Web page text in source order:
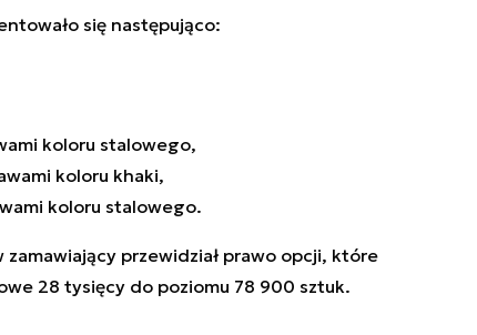
się następująco:
koloru stalowego,
koloru khaki,
koloru stalowego.
przewidział prawo opcji, które
28 tysięcy do poziomu 78 900 sztuk.